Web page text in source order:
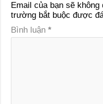
Email của bạn sẽ
trường bắt buộc được
Bình luận*